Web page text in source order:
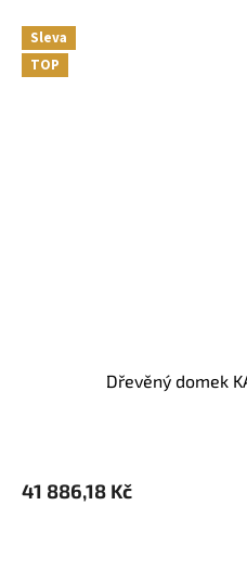
Sleva
TOP
Dřevěný domek
41 886,18 Kč